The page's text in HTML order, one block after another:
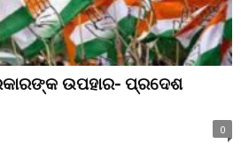
ଉପହାର- ପ୍ରଦେଶ
0